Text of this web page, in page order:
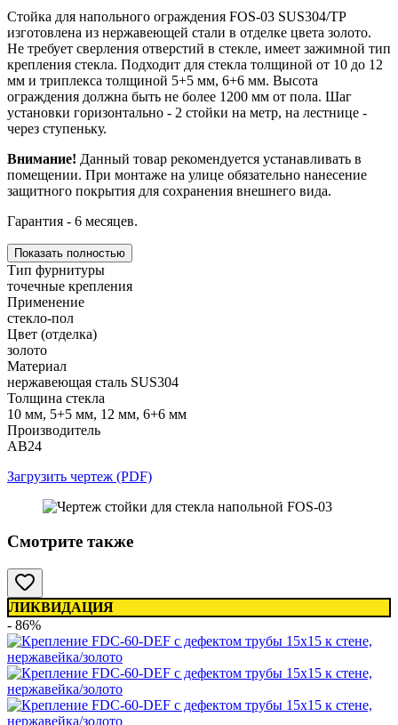
Стойка для напольного ограждения FOS-03 SUS304/TP
изготовлена из нержавеющей стали в отделке цвета золото.
Не требует сверления отверстий в стекле, имеет зажимной тип
крепления стекла. Подходит для стекла толщиной от 10 до 12
мм и триплекса толщиной 5+5 мм, 6+6 мм. Высота
ограждения должна быть не более 1200 мм от пола. Шаг
установки горизонтально - 2 стойки на метр, на лестнице -
через ступеньку.
Внимание! Данный товар рекомендуется устанавливать в
помещении. При монтаже на улице обязательно нанесение
защитного покрытия для сохранения внешнего вида.
Гарантия - 6 месяцев.
Показать полностью
Тип фурнитуры
точечные крепления
Применение
стекло-пол
Цвет (отделка)
золото
Материал
нержавеющая сталь SUS304
Толщина стекла
10 мм, 5+5 мм, 12 мм, 6+6 мм
Производитель
АВ24
Загрузить чертеж (PDF)
Смотрите также
ЛИКВИДАЦИЯ
- 86%